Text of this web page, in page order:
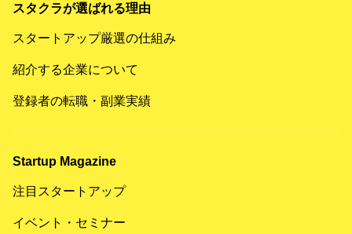
スタクラが選ばれる理由
スタートアップ厳選の仕組み
紹介する企業について
登録者の転職・副業実績
Startup Magazine
注目スタートアップ
イベント・セミナー